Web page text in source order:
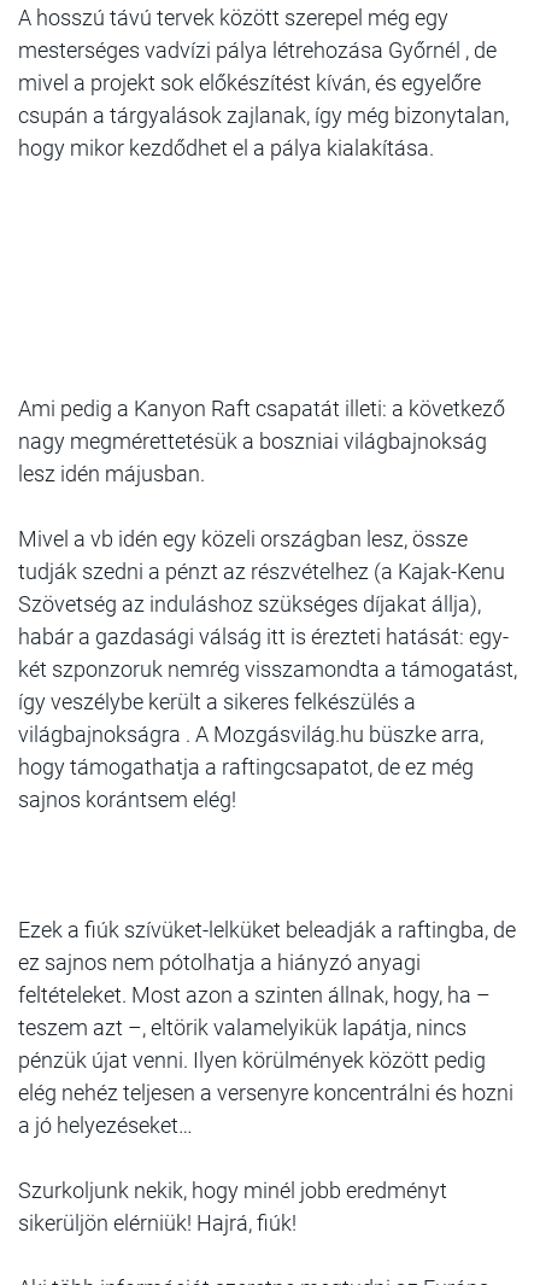
A hosszú távú tervek között szerepel még egy
mesterséges vadvízi pálya létrehozása Győrnél , de
mivel a projekt sok előkészítést kíván, és egyelőre
csupán a tárgyalások zajlanak, így még bizonytalan,
hogy mikor kezdődhet el a pálya kialakítása.
Ami pedig a Kanyon Raft csapatát illeti: a következő
nagy megmérettetésük a boszniai világbajnokság
lesz idén májusban.
Mivel a vb idén egy közeli országban lesz, össze
tudják szedni a pénzt az részvételhez (a Kajak-Kenu
Szövetség az induláshoz szükséges díjakat állja),
habár a gazdasági válság itt is érezteti hatását: egy-
két szponzoruk nemrég visszamondta a támogatást,
így veszélybe került a sikeres felkészülés a
világbajnokságra . A Mozgásvilág.hu büszke arra,
hogy támogathatja a raftingcsapatot, de ez még
sajnos korántsem elég!
Ezek a fiúk szívüket-lelküket beleadják a raftingba, de
ez sajnos nem pótolhatja a hiányzó anyagi
feltételeket. Most azon a szinten állnak, hogy, ha –
teszem azt –, eltörik valamelyikük lapátja, nincs
pénzük újat venni. Ilyen körülmények között pedig
elég nehéz teljesen a versenyre koncentrálni és hozni
a jó helyezéseket…
Szurkoljunk nekik, hogy minél jobb eredményt
sikerüljön elérniük! Hajrá, fiúk!